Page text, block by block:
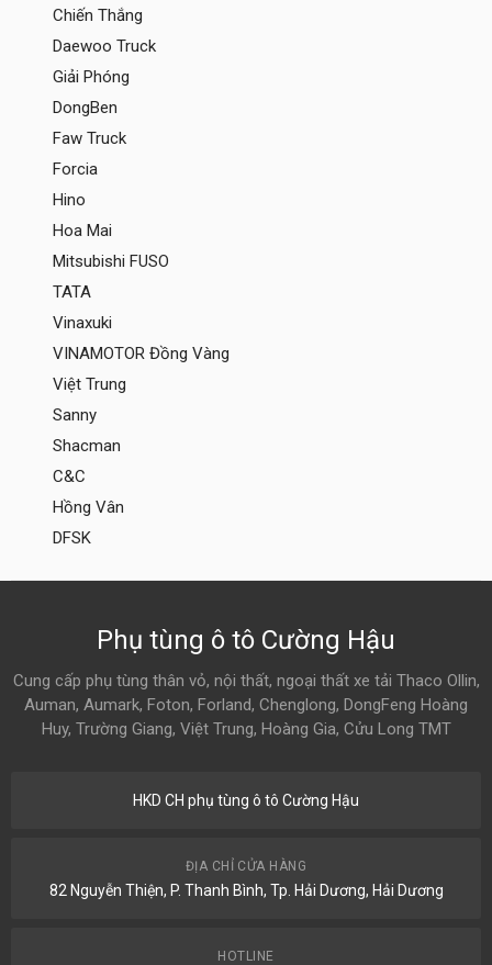
Chiến Thắng
Daewoo Truck
Giải Phóng
DongBen
Faw Truck
Forcia
Hino
Hoa Mai
Mitsubishi FUSO
TATA
Vinaxuki
VINAMOTOR Đồng Vàng
Việt Trung
Sanny
Shacman
C&C
Hồng Vân
DFSK
Phụ tùng ô tô Cường Hậu
Cung cấp phụ tùng thân vỏ, nội thất, ngoại thất xe tải Thaco Ollin,
Auman, Aumark, Foton, Forland, Chenglong, DongFeng Hoàng
Huy, Trường Giang, Việt Trung, Hoàng Gia, Cửu Long TMT
HKD CH phụ tùng ô tô Cường Hậu
ĐỊA CHỈ CỬA HÀNG
82 Nguyễn Thiện, P. Thanh Bình, Tp. Hải Dương, Hải Dương
HOTLINE